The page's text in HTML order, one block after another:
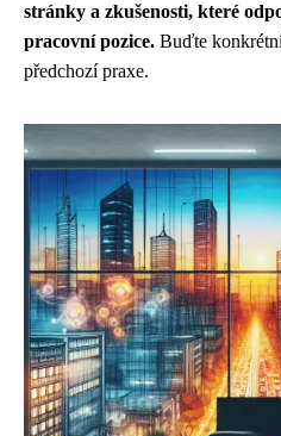
stránky a zkušenosti, které
pracovní pozice. Buďte
předchozí praxe.